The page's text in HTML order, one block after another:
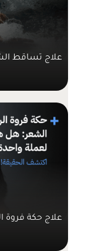
علاج تساقط
علاج حكة